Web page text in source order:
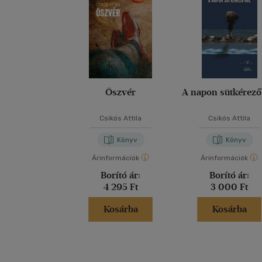
Öszvér
Csikós Attila
Könyv
Árinformációk
Borító ár:
4 295 Ft
Kosárba
A napon
Csikós Attila
Könyv
Árinformációk
Borító ár:
3 000 Ft
Kosárba